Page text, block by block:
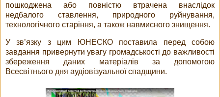
пошкоджена або повністю втрачена внаслідок
недбалого ставлення, природного руйнування,
технологічного старіння, а також навмисного знищення.
У зв’язку з цим ЮНЕСКО поставила перед собою
завдання привернути увагу громадськості до важливості
збереження даних матеріалів за допомогою
Всесвітнього дня аудіовізуальної спадщини.